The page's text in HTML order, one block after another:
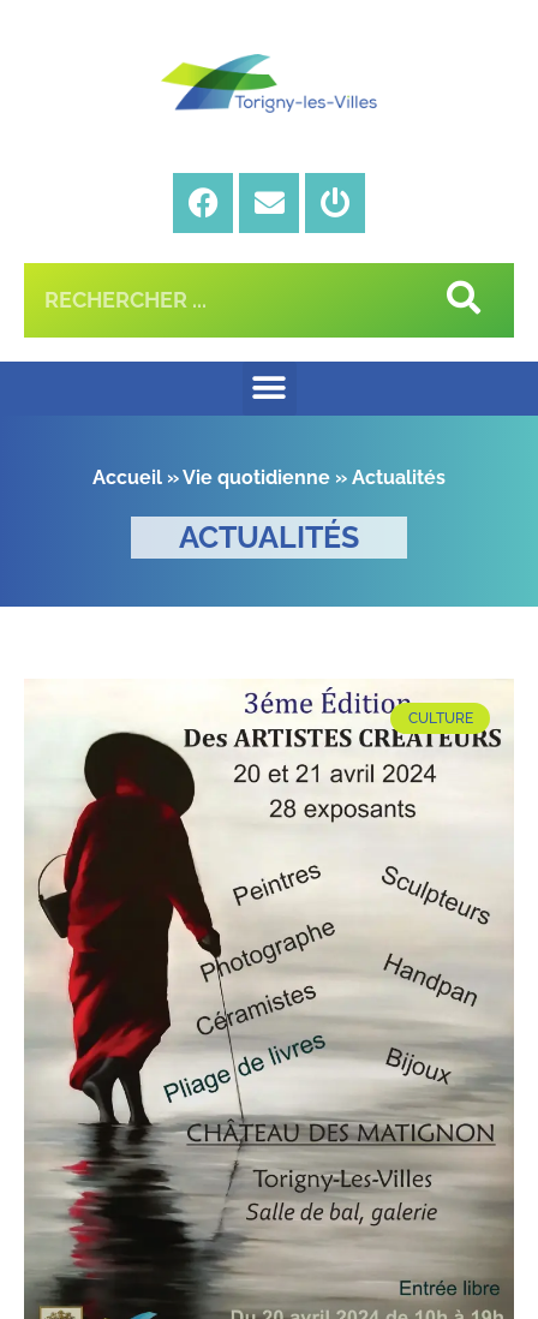
Accueil »Vie quotidienne » Actualités
ACTUALITÉS
CULTURE